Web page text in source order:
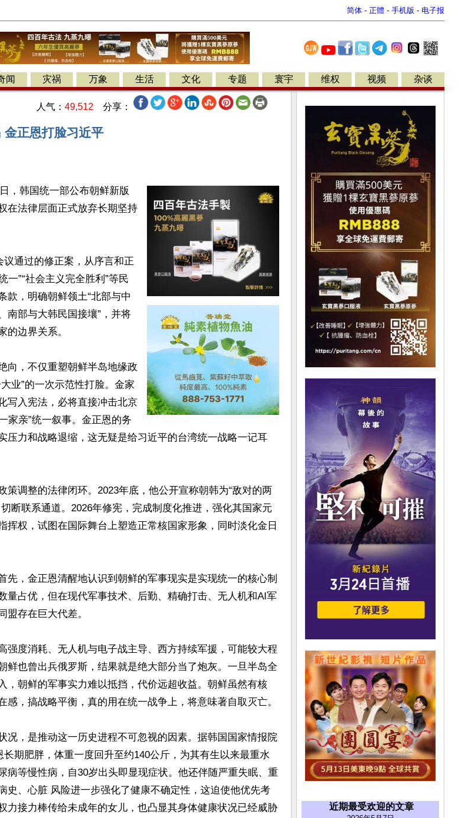
简体 - 正體 - 手机版 - 电子报
闻 灾祸 万象 生活 文化 专题 寰宇 维权 视频 杂谈
人气： 49,512 分享：
正恩打脸习近平
，韩国统一部公布朝鲜新版
在法律层面正式放弃长期坚持
通过的修正案，从序言和正
一”“社会主义完全胜利”等民
款，明确朝鲜领土“北部与中
南部与大韩民国接壤”，并将
的边界关系。
向，不仅重塑朝鲜半岛地缘政
业”的一次示范性打脸。金家
写入宪法，必将直接冲击北京
家亲”统一叙事。金正恩的务
压力和战略退缩，这无疑是给习近平的台湾统一战略一记耳
策调整的法律闭环。2023年底，他公开宣称朝韩为“敌对的两
断联系通道。2026年修宪，完成制度化推进，强化其国家元
挥权，试图在国际舞台上塑造正常核国家形象，同时淡化金日
先，金正恩清醒地认识到朝鲜的军事现实是实现统一的核心制
量占优，但在现代军事技术、后勤、精确打击、无人机和AI军
盟存在巨大代差。
强度消耗、无人机与电子战主导、西方持续军援，可能较大程
鲜也曾出兵俄罗斯，结果就是绝大部分当了炮灰。一旦半岛全
，朝鲜的军事实力难以抵挡，代价远超收益。朝鲜虽然有核
感，搞战略平衡，真的用在统一战争上，将意味著自取灭亡。
况，是推动这一历史进程不可忽视的因素。据韩国国家情报院
长期肥胖，体重一度回升至约140公斤，为其有生以来最重水
病等慢性病，自30岁出头即显现症状。他还伴随严重失眠、重
史、心脏 风险进一步强化了健康不确定性，这迫使他优先考
力接力棒传给未成年的女儿，也凸显其身体健康状况已经威胁
近期最受欢迎的文章